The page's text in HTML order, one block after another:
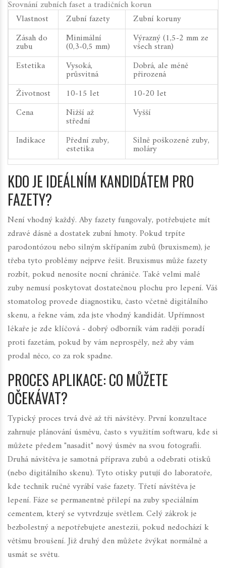
Srovnání zubních faset a tradičních korun
Vlastnost
Zubní fazety
Zubní koruny
Zásah do
zubu
Minimální
(0,3-0,5 mm)
Výrazný (1,5-2 mm ze
všech stran)
Estetika
Vysoká,
průsvitná
Dobrá, ale méně
přirozená
Životnost
10-15 let
10-20 let
Cena
Nižší až
střední
Vyšší
Indikace
Přední zuby,
estetika
Silně poškozené zuby,
moláry
KDO JE IDEÁLNÍM KANDIDÁTEM PRO
FAZETY?
Není vhodný každý. Aby fazety fungovaly, potřebujete mít
zdravé dásně a dostatek zubní hmoty. Pokud trpíte
parodontózou nebo silným skřípaním zubů (bruxismem), je
třeba tyto problémy nejprve řešit. Bruxismus může fazety
rozbít, pokud nenosíte nocní chrániče. Také velmi malé
zuby nemusí poskytovat dostatečnou plochu pro lepení. Váš
stomatolog provede diagnostiku, často včetně digitálního
skenu, a řekne vám, zda jste vhodný kandidát. Upřímnost
lékaře je zde klíčová - dobrý odborník vám raději poradí
proti fazetám, pokud by vám neprospěly, než aby vám
prodal něco, co za rok spadne.
PROCES APLIKACE: CO MŮŽETE
OČEKÁVAT?
Typický proces trvá dvě až tři návštěvy. První konzultace
zahrnuje plánování úsměvu, často s využitím softwaru, kde si
můžete předem "nasadit" nový úsměv na svou fotografii.
Druhá návštěva je samotná příprava zubů a odebrati otisků
(nebo digitálního skenu). Tyto otisky putují do laboratoře,
kde technik ručně vyrábí vaše fazety. Třetí návštěva je
lepení. Fáze se permanentně přilepí na zuby speciálním
cementem, který se vytvrdzuje světlem. Celý zákrok je
bezbolestný a nepotřebujete anestezii, pokud nedochází k
většmu broušení. Již druhý den můžete žvýkat normálně a
usmát se světu.